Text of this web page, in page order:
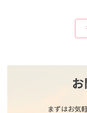
まずはお気